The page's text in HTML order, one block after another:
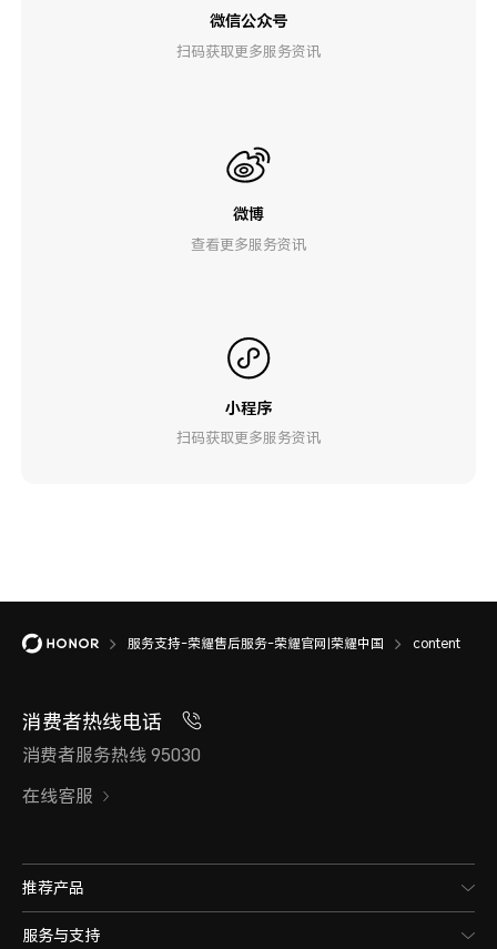
微信公众号
扫码获取更多服务资讯
微博
查看更多服务资讯
小程序
扫码获取更多服务资讯
服务支持-荣耀售后服务-荣耀官网|荣耀中国 content
消费者热线电话
消费者服务热线 95030
在线客服
推荐产品
服务与支持